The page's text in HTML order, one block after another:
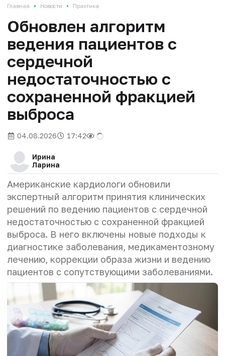
Главная • Новости • Практика
Обновлен алгоритм
ведения пациентов с
сердечной
недостаточностью с
сохраненной фракцией
выброса
04.08.2026 17:42
Ирина
Ларина
Американские кардиологи обновили
экспертный алгоритм принятия клинических
решений по ведению пациентов с сердечной
недостаточностью с сохраненной фракцией
выброса. В него включены новые подходы к
диагностике заболевания, медикаментозному
лечению, коррекции образа жизни и ведению
пациентов с сопутствующими заболеваниями.